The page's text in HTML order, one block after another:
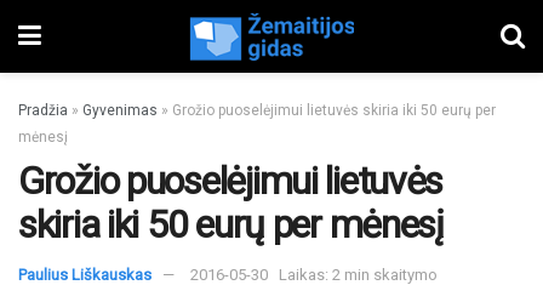
Pradžia » Gyvenimas » Grožio puoselėjimui lietuvės skiria iki 50 eurų per
mėnesį
Grožio puoselėjimui lietuvės
skiria iki 50 eurų per mėnesį
Paulius Liškauskas 2016-05-30 Laikas: 2 min skaitymo